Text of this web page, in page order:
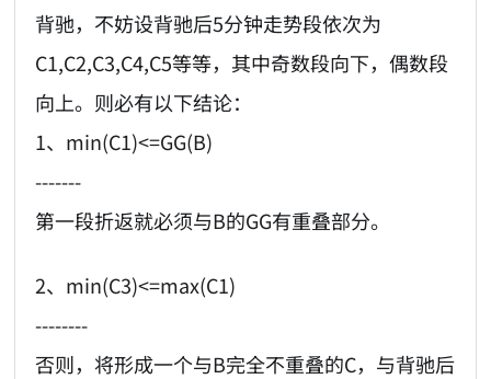
背驰，不妨设背驰后5分钟走势段依次为
C1,C2,C3,C4,C5等等，其中奇数段向下，偶数段
向上。则必有以下结论：
1、min(C1)<=GG(B)
-------
第一段折返就必须与B的GG有重叠部分。
2、min(C3)<=max(C1)
--------
否则，将形成一个与B完全不重叠的C，与背驰后